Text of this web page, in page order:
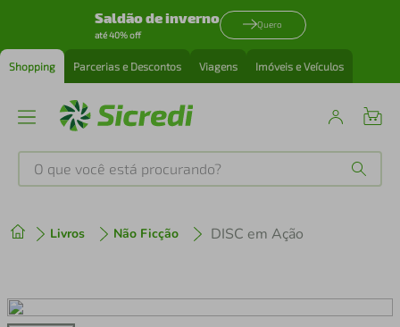
Saldão de inverno
até 40% off
Quero
Shopping Parcerias e Descontos Viagens Imóveis e Veículos
O que você está procurando?
Livros Não Ficção DISC em Ação
2º cafeteira